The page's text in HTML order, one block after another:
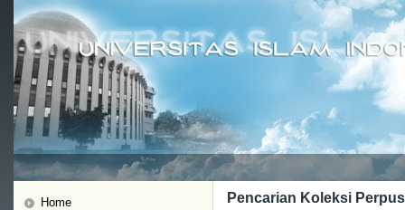
Home
Pencarian Koleksi